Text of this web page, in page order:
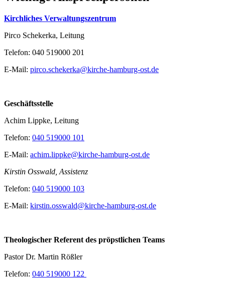
Kirchliches Verwaltungszentrum
Pirco Schekerka, Leitung
Telefon: 040 519000 201
E-Mail: pirco.schekerka@kirche-hamburg-ost.de
Geschäftsstelle
Achim Lippke, Leitung
Telefon: 040 519000 101
E-Mail: achim.lippke@kirche-hamburg-ost.de
Kirstin Osswald, Assistenz
Telefon: 040 519000 103
E-Mail: kirstin.osswald@kirche-hamburg-ost.de
Theologischer Referent des pröpstlichen Teams
Pastor Dr. Martin Rößler
Telefon: 040 519000 122